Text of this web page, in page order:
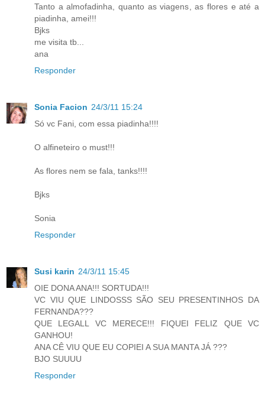
Tanto a almofadinha, quanto as viagens, as flores e até a
piadinha, amei!!!
Bjks
me visita tb...
ana
Responder
Sonia Facion 24/3/11 15:24
Só vc Fani, com essa piadinha!!!!
O alfineteiro o must!!!
As flores nem se fala, tanks!!!!
Bjks
Sonia
Responder
Susi karin 24/3/11 15:45
OIE DONA ANA!!! SORTUDA!!!
VC VIU QUE LINDOSSS SÃO SEU PRESENTINHOS DA
FERNANDA???
QUE LEGALL VC MERECE!!! FIQUEI FELIZ QUE VC
GANHOU!
ANA CÊ VIU QUE EU COPIEI A SUA MANTA JÁ ???
BJO SUUUU
Responder